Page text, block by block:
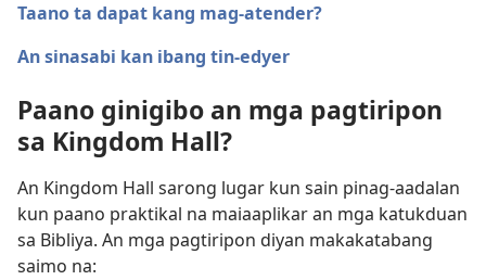
Taano ta dapat kang mag-atender?
An sinasabi kan ibang tin-edyer
Paano ginigibo an mga pagtiripon
sa Kingdom Hall?
An Kingdom Hall sarong lugar kun sain pinag-aadalan
kun paano praktikal na maiaaplikar an mga katukduan
sa Bibliya. An mga pagtiripon diyan makakatabang
saimo na: